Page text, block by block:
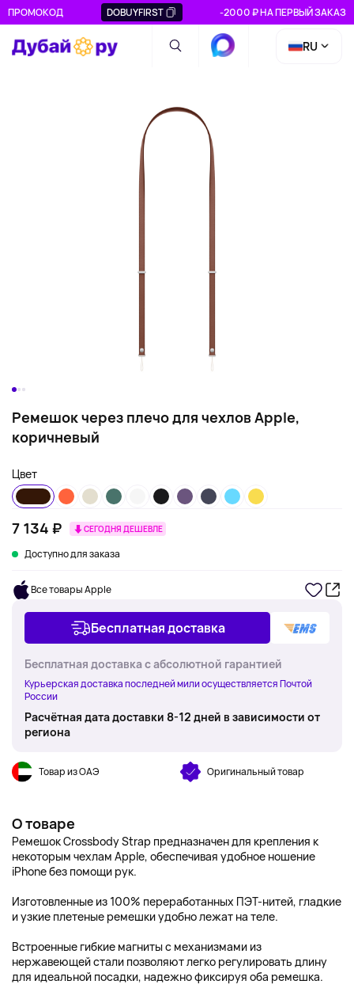
ПРОМОКОД DOBUYFIRST -2000 ₽ НА ПЕРВЫЙ ЗАКАЗ
RU
Ремешок через плечо для чехлов Apple,
коричневый
Цвет
7 134 ₽ СЕГОДНЯ ДЕШЕВЛЕ
Доступно для заказа
Все товары Apple
Бесплатная доставка
Бесплатная доставка с абсолютной гарантией
Курьерская доставка последней мили осуществляется Почтой
России
Расчётная дата доставки 8-12 дней в зависимости от
региона
Товар из ОАЭ Оригинальный товар
О товаре
Ремешок Crossbody Strap предназначен для крепления к
некоторым чехлам Apple, обеспечивая удобное ношение
iPhone без помощи рук.
Изготовленные из 100% переработанных ПЭТ-нитей, гладкие
и узкие плетеные ремешки удобно лежат на теле.
Встроенные гибкие магниты с механизмами из
нержавеющей стали позволяют легко регулировать длину
для идеальной посадки, надежно фиксируя оба ремешка.